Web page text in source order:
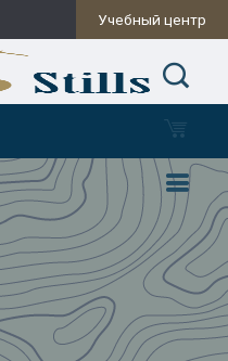
Учебный центр